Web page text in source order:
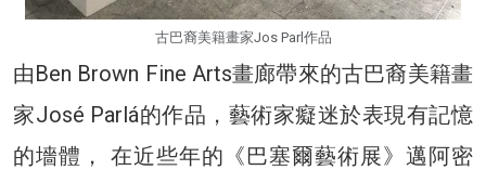
古巴裔美籍畫家Jos Parl作品
由Ben Brown Fine Arts畫廊帶來的古巴裔美籍畫
家José Parlá的作品，藝術家癡迷於表現有記憶
的墻體， 在近些年的《巴塞爾藝術展》邁阿密